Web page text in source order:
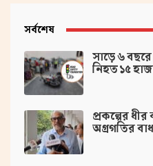
সর্বশেষ
সাড়ে ৬
নিহত ১৫
প্রকল্পের
অগ্রগতির